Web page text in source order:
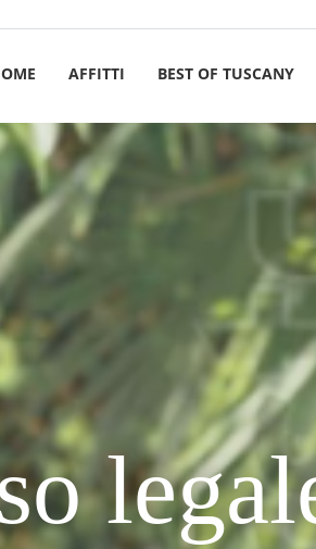
AFFITTI BEST OF TUSCANY